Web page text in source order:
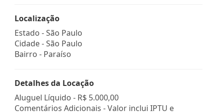
Localização
Estado -São Paulo
Cidade -São Paulo
Bairro - Paraíso
Detalhes da Locação
Aluguel Líquido - R$ 5.000,00
Comentários Adicionais - Valor inclui IPTU e